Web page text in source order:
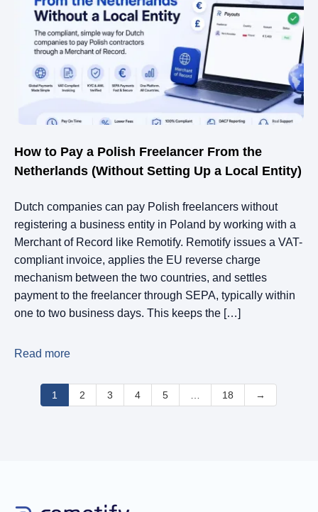
How to Pay a Polish Freelancer From the
Netherlands (Without Setting Up a Local Entity)
Dutch companies can pay Polish freelancers without
registering a business entity in Poland by working with a
Merchant of Record like Remotify. Remotify issues a VAT-
compliant invoice, applies the EU reverse charge
mechanism between the two countries, and settles
payment to the freelancer through SEPA, typically within
one to two business days. This keeps the […]
Read more
1 2 3 4 5 18 →